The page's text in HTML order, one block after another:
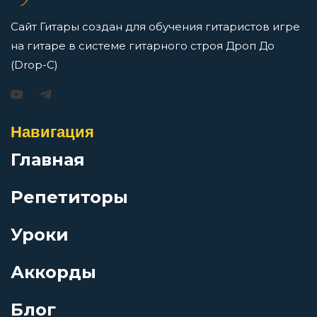
От крутого бережка
Памяти Эдит Пиаф
Партизанская борода
Первая любовь
Игорь Растеряев — Безрукавочка: аккорды для
Просмотров: 15194 чел.
АукцЫон — Возле меня: аккорды для гитары
Перейти
Сайт Гитары создан для обучения гитаристов игре
на гитаре в системе гитарного строя Дроп До
(Drop-C)
Навигация
Главная
Репетиторы
Уроки
Аккорды
Блог